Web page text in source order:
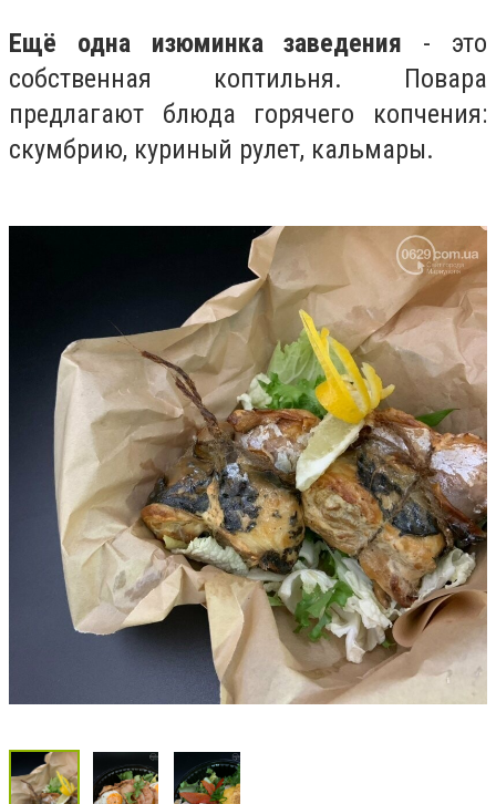
Ещё одна изюминка заведения - это
собственная коптильня. Повара
предлагают блюда горячего копчения:
скумбрию, куриный рулет, кальмары.